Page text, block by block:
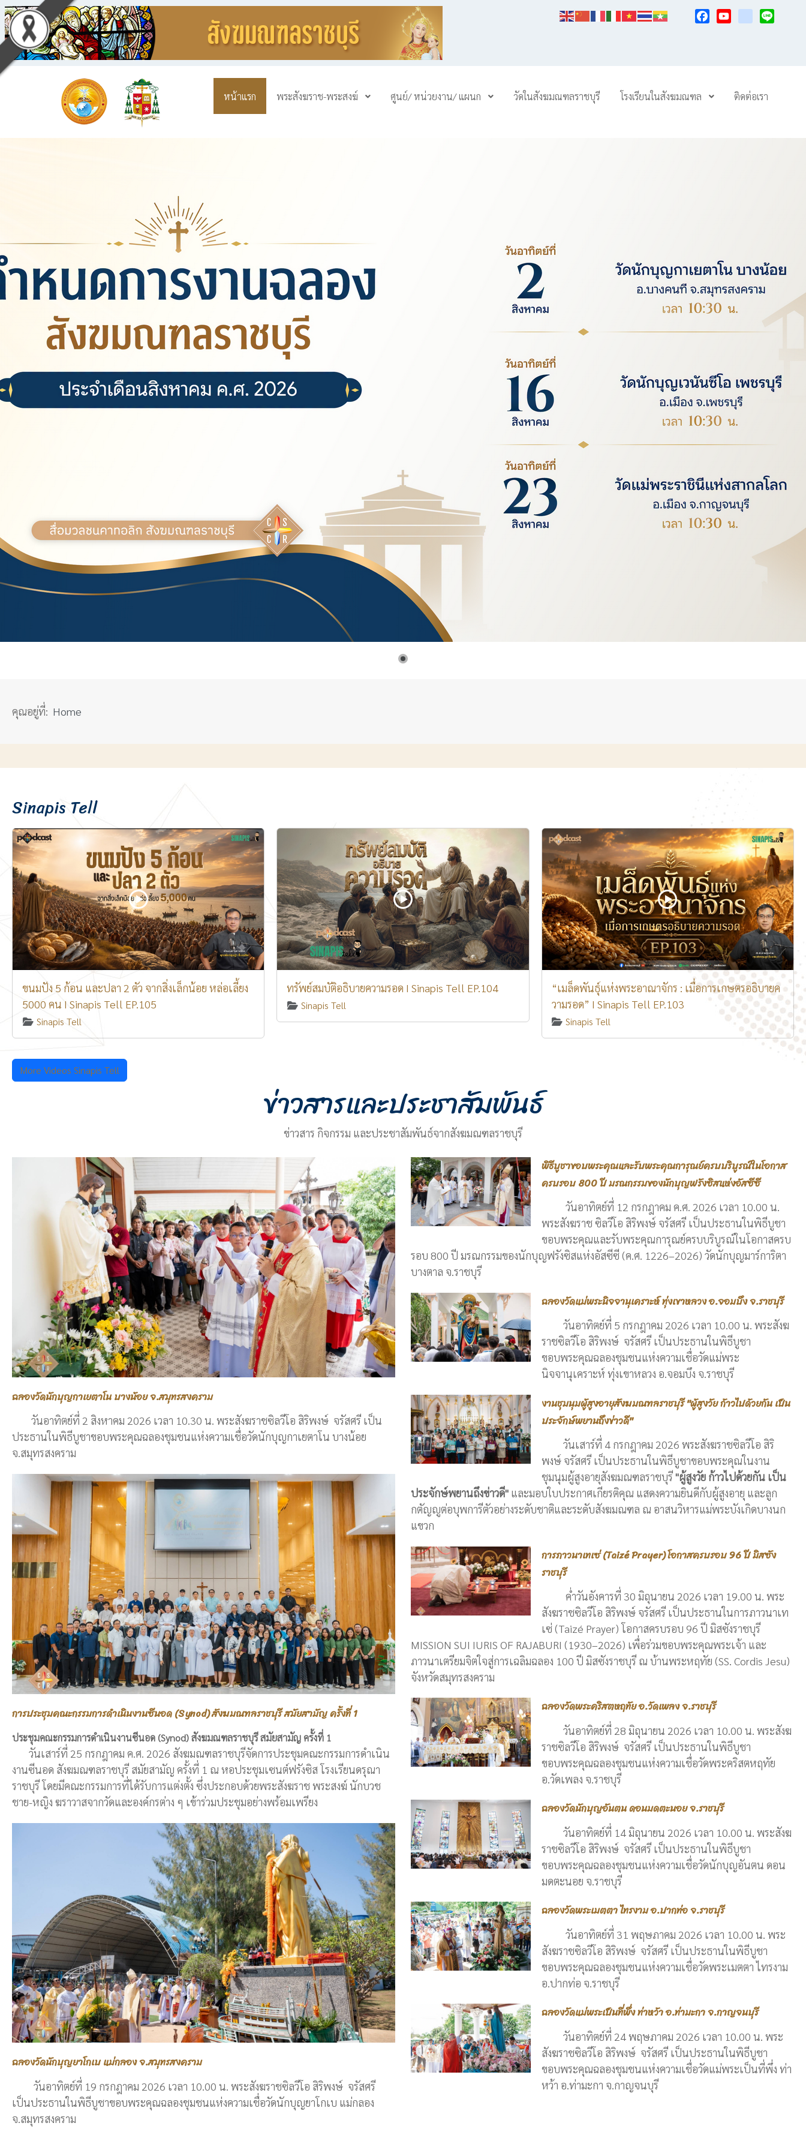
หน้าแรก พระสังฆราช-พระสงฆ์ ศูนย์/ หน่วยงาน/ แผนก วัดในสังฆมณฑลราชบุรี โรงเรียนในสังฆมณฑล ติดต่อเรา
คุณอยู่ที่: Home
Sinapis Tell
ขนมปัง 5 ก้อน และปลา 2 ตัว จากสิ่งเล็กน้อย หล่อเลี้ยง
5000 คน I Sinapis Tell EP.105
Sinapis Tell
ทรัพย์สมบัติอธิบายความรอด I Sinapis Tell EP.104
Sinapis Tell
“เมล็ดพันธุ์แห่งพระอาณาจักร : เมื่อการเกษตรอธิบายค
วามรอด” I Sinapis Tell EP.103
Sinapis Tell
More Videos Sinapis Tell
ข่าวสารและประชาสัมพันธ์
ข่าวสาร กิจกรรม และประชาสัมพันธ์จากสังฆมณฑลราชบุรี
ฉลองวัดนักบุญกาเยตาโน บางน้อย จ.สมุทรสงคราม
วันอาทิตย์ที่ 2 สิงหาคม 2026 เวลา 10.30 น. พระสังฆราชซิลวีโอ สิริพงษ์ จรัสศรี เป็น
ประธานในพิธีบูชาขอบพระคุณฉลองชุมชนแห่งความเชื่อวัดนักบุญกาเยตาโน บางน้อย
จ.สมุทรสงคราม
การประชุมคณะกรรมการดำเนินงานซีนอด (Synod) สังฆมณฑลราชบุรี สมัยสามัญ ครั้งที่ 1
ประชุมคณะกรรมการดำเนินงานซีนอด (Synod) สังฆมณฑลราชบุรี สมัยสามัญ ครั้งที่ 1
วันเสาร์ที่ 25 กรกฎาคม ค.ศ. 2026 สังฆมณฑลราชบุรีจัดการประชุมคณะกรรมการดำเนิน
งานซีนอด สังฆมณฑลราชบุรี สมัยสามัญ ครั้งที่ 1 ณ หอประชุมเซนต์ฟรังซิส โรงเรียนดรุณา
ราชบุรี โดยมีคณะกรรมการที่ได้รับการแต่งตั้ง ซึ่งประกอบด้วยพระสังฆราช พระสงฆ์ นักบวช
ชาย-หญิง ฆราวาสจากวัดและองค์กรต่าง ๆ เข้าร่วมประชุมอย่างพร้อมเพรียง
ฉลองวัดนักบุญยาโกเบ แม่กลอง จ.สมุทรสงคราม
วันอาทิตย์ที่ 19 กรกฎาคม 2026 เวลา 10.00 น. พระสังฆราชซิลวีโอ สิริพงษ์ จรัสศรี
เป็นประธานในพิธีบูชาขอบพระคุณฉลองชุมชนแห่งความเชื่อวัดนักบุญยาโกเบ แม่กลอง
จ.สมุทรสงคราม
พิธีบูชาขอบพระคุณและรับพระคุณการุณย์ครบบริบูรณ์ในโอกาส
ครบรอบ 800 ปี มรณกรรมของนักบุญฟรังซิสแห่งอัสซีซี
วันอาทิตย์ที่ 12 กรกฎาคม ค.ศ. 2026 เวลา 10.00 น.
พระสังฆราช ซิลวีโอ สิริพงษ์ จรัสศรี เป็นประธานในพิธีบูชา
ขอบพระคุณและรับพระคุณการุณย์ครบบริบูรณ์ในโอกาสครบ
รอบ 800 ปี มรณกรรมของนักบุญฟรังซิสแห่งอัสซีซี (ค.ศ. 1226–2026) วัดนักบุญมาร์การิตา
บางตาล จ.ราชบุรี
ฉลองวัดแม่พระนิจจานุเคราะห์ ทุ่งเขาหลวง อ.จอมบึง จ.ราชบุรี
วันอาทิตย์ที่ 5 กรกฎาคม 2026 เวลา 10.00 น. พระสังฆ
ราชซิลวีโอ สิริพงษ์ จรัสศรี เป็นประธานในพิธีบูชา
ขอบพระคุณฉลองชุมชนแห่งความเชื่อวัดแม่พระ
นิจจานุเคราะห์ ทุ่งเขาหลวง อ.จอมบึง จ.ราชบุรี
งานชุมนุมผู้สูงอายุสังฆมณฑลราชบุรี "ผู้สูงวัย ก้าวไปด้วยกัน เป็น
ประจักษ์พยานถึงข่าวดี"
วันเสาร์ที่ 4 กรกฎาคม 2026 พระสังฆราชซิลวีโอ สิริ
พงษ์ จรัสศรี เป็นประธานในพิธีบูชาขอบพระคุณในงาน
ชุมนุมผู้สูงอายุสังฆมณฑลราชบุรี"ผู้สูงวัย ก้าวไปด้วยกัน เป็น
ประจักษ์พยานถึงข่าวดี" และมอบใบประกาศเกียรติคุณ แสดงความยินดีกับผู้สูงอายุ และลูก
กตัญญูต่อบุพการีตัวอย่างระดับชาติและระดับสังฆมณฑล ณ อาสนวิหารแม่พระบังเกิดบางนก
แขวก
การภาวนาเทเซ่ (Taizé Prayer) โอกาสครบรอบ 96 ปี มิสซัง
ราชบุรี
ค่ำวันอังคารที่ 30 มิถุนายน 2026 เวลา 19.00 น. พระ
สังฆราชซิลวีโอ สิริพงษ์ จรัสศรี เป็นประธานในการภาวนาเท
เซ่ (Taizé Prayer) โอกาสครบรอบ 96 ปี มิสซังราชบุรี
MISSION SUI IURIS OF RAJABURI (1930–2026) เพื่อร่วมขอบพระคุณพระเจ้า และ
ภาวนาเตรียมจิตใจสู่การเฉลิมฉลอง 100 ปี มิสซังราชบุรี ณ บ้านพระหฤทัย (SS. Cordis Jesu)
จังหวัดสมุทรสงคราม
ฉลองวัดพระคริสตหฤทัย อ.วัดเพลง จ.ราชบุรี
วันอาทิตย์ที่ 28 มิถุนายน 2026 เวลา 10.00 น. พระสังฆ
ราชซิลวีโอ สิริพงษ์ จรัสศรี เป็นประธานในพิธีบูชา
ขอบพระคุณฉลองชุมชนแห่งความเชื่อวัดพระคริสตหฤทัย
อ.วัดเพลง จ.ราชบุรี
ฉลองวัดนักบุญอันตน ดอนมดตะนอย จ.ราชบุรี
วันอาทิตย์ที่ 14 มิถุนายน 2026 เวลา 10.00 น. พระสังฆ
ราชซิลวีโอ สิริพงษ์ จรัสศรี เป็นประธานในพิธีบูชา
ขอบพระคุณฉลองชุมชนแห่งความเชื่อวัดนักบุญอันตน ดอน
มดตะนอย จ.ราชบุรี
ฉลองวัดพระเมตตา ไทรงาม อ.ปากท่อ จ.ราชบุรี
วันอาทิตย์ที่ 31 พฤษภาคม 2026 เวลา 10.00 น. พระ
สังฆราชซิลวีโอ สิริพงษ์ จรัสศรี เป็นประธานในพิธีบูชา
ขอบพระคุณฉลองชุมชนแห่งความเชื่อวัดพระเมตตา ไทรงาม
อ.ปากท่อ จ.ราชบุรี
ฉลองวัดแม่พระเป็นที่พึ่ง ท่าหว้า อ.ท่ามะกา จ.กาญจนบุรี
วันอาทิตย์ที่ 24 พฤษภาคม 2026 เวลา 10.00 น. พระ
สังฆราชซิลวีโอ สิริพงษ์ จรัสศรี เป็นประธานในพิธีบูชา
ขอบพระคุณฉลองชุมชนแห่งความเชื่อวัดแม่พระเป็นที่พึ่ง ท่า
หว้า อ.ท่ามะกา จ.กาญจนบุรี